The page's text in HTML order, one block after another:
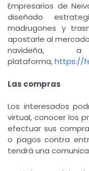
Empresarios de
diseñado
madrugones y
apostarle al
plataforma,https://
Las compras
Los interesados
virtual, conocer los
efectuar sus
o pagos contra
tendrá una